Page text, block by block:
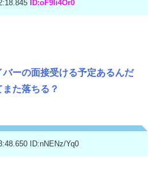
ID:oF9Ii4Or0
バーの面接受ける予定あるんだ
た落ちる？
ID:nNENz/Yq0